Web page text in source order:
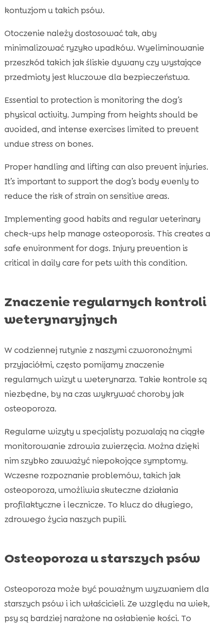
kontuzjom u takich psów.
Otoczenie należy dostosować tak, aby
minimalizować ryzyko upadków. Wyeliminowanie
przeszkód takich jak śliskie dywany czy wystające
przedmioty jest kluczowe dla bezpieczeństwa.
Essential to protection is monitoring the dog’s
physical activity. Jumping from heights should be
avoided, and intense exercises limited to prevent
undue stress on bones.
Proper handling and lifting can also prevent injuries.
It’s important to support the dog’s body evenly to
reduce the risk of strain on sensitive areas.
Implementing good habits and regular veterinary
check-ups help manage osteoporosis. This creates a
safe environment for dogs. Injury prevention is
critical in daily care for pets with this condition.
Znaczenie regularnych kontroli
weterynaryjnych
W codziennej rutynie z naszymi czworonożnymi
przyjaciółmi, często pomijamy znaczenie
regularnych wizyt u weterynarza. Takie kontrole są
niezbędne, by na czas wykrywać choroby jak
osteoporoza.
Regularne wizyty u specjalisty pozwalają na ciągłe
monitorowanie zdrowia zwierzęcia. Można dzięki
nim szybko zauważyć niepokojące symptomy.
Wczesne rozpoznanie problemów, takich jak
osteoporoza, umożliwia skuteczne działania
profilaktyczne i lecznicze. To klucz do długiego,
zdrowego życia naszych pupili.
Osteoporoza u starszych psów
Osteoporoza może być poważnym wyzwaniem dla
starszych psów i ich właścicieli. Ze względu na wiek,
psy są bardziej narażone na osłabienie kości. To